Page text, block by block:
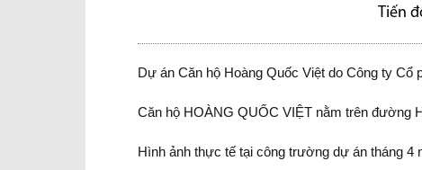
Tiến
Dự án Căn hộ Hoàng Quốc Việt do Công ty
Căn hộ HOÀNG QUỐC VIỆT nằm trên đường
Hình ảnh thực tế tại công trường dự án tháng 4